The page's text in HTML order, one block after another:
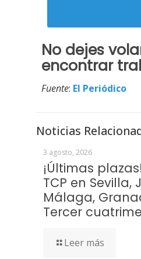
No dejes
encontrar
Fuente: El Periódico
Noticias
3 agosto, 2026
¡Últimas
TCP en Sevilla,
Málaga,
Tercer
Leer más